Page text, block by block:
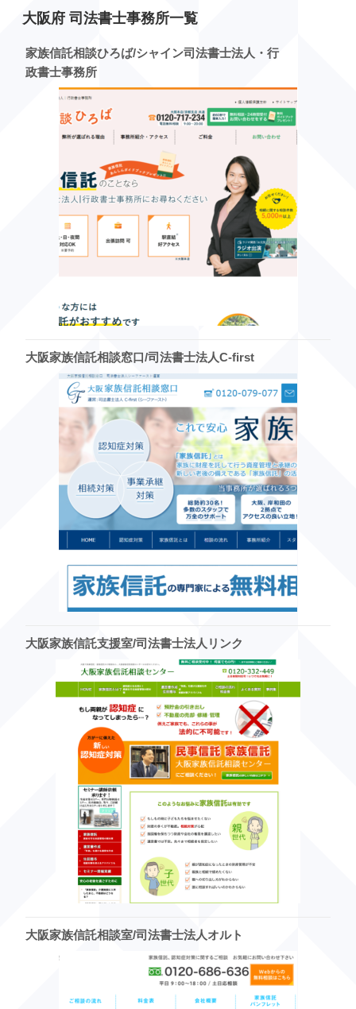
大阪府 司法書士事務所一覧
家族信託相談ひろば/シャイン司法書士法人・行
政書士事務所
大阪家族信託相談窓口/司法書士法人C-first
大阪家族信託支援室/司法書士法人リンク
大阪家族信託相談室/司法書士法人オルト